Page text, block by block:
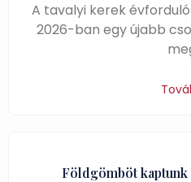
A tavalyi kerek
2026-ban egy újabb
Földgömböt